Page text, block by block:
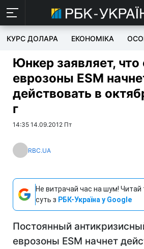
КУРС ДОЛАРА ЕКОНОМІКА
Юнкер заявляет,
еврозоны ESM
действовать в
г
14:35 14.09.2012 Пт
RBC.UA
Не витрачай час на шум! Читай
суть з РБК-Україна у Google
Постоянный
еврозоны ESM начнет